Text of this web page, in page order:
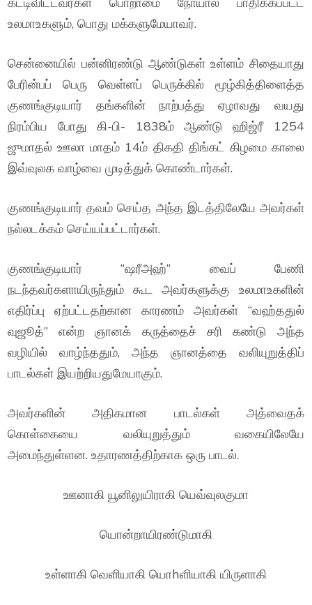
உலமாஉகளும், பொது மக்களுமேயாவர்.
சென்னையில் பன்னிரண்டு ஆண்டுகள் உள்ளம் சிதையாது
பேரின்பப் பெரு வெள்ளப் பெருக்கில் மூழ்கித்திளைத்த
குணங்குடியார் தங்களின் நாற்பத்து ஏழாவது வயது
நிரம்பிய போது கி-பி- 1838ம் ஆண்டு ஹிஜ்ரீ 1254
ஜுமாதல் ஊலா மாதம் 14ம் திகதி திங்கட் கிழமை காலை
இவ்வுலக வாழ்வை முடித்துக் கொண்டார்கள்.
குணங்குடியார் தவம் செய்த அந்த இடத்திலேயே அவர்கள்
நல்லடக்கம் செய்யப்பட்டார்கள்.
குணங்குடியார் “ஷரீஅஹ்” வைப் பேணி
நடந்தவர்களாயிருந்தும் கூட அவர்களுக்கு உலமாஉகளின்
எதிர்ப்பு ஏற்பட்டதற்கான காரணம் அவர்கள் “வஹ்ததுல்
வுஜூத்” என்ற ஞானக் கருத்தைச் சரி கண்டு அந்த
வழியில் வாழ்ந்ததும், அந்த ஞானத்தை வலியுறுத்திப்
பாடல்கள் இயற்றியதுமேயாகும்.
அவர்களின் அதிகமான பாடல்கள் அத்வைதக்
கொள்கையை வலியுறுத்தும் வகையிலேயே
அமைந்துள்ளன. உதாரணத்திற்காக ஒரு பாடல்.
ஊனாகி யூனிலுயிராகி யெவ்வுலகுமா
யொன்றாயிரண்டுமாகி
உள்ளாகி வெளியாகி யொhளியாகி யிருளாகி